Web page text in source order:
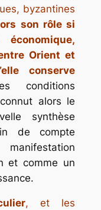
byzantines
son rôle si
Orient et
conserve
conditions
alors le
synthèse
de compte
et comme un
, et les